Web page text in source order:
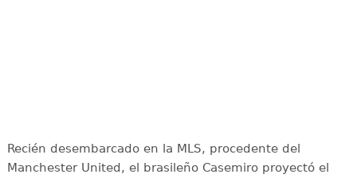
Recién desembarcado en la MLS, procedente del
Manchester United, el brasileño Casemiro proyectó el